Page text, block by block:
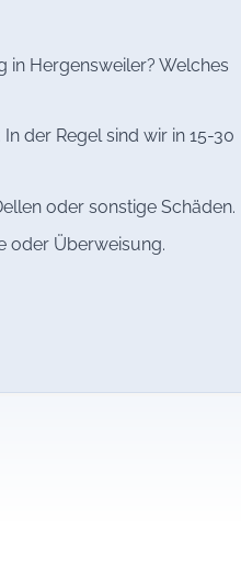
in Hergensweiler? Welches
der Regel sind wir in 15-30
oder sonstige Schäden.
oder Überweisung.